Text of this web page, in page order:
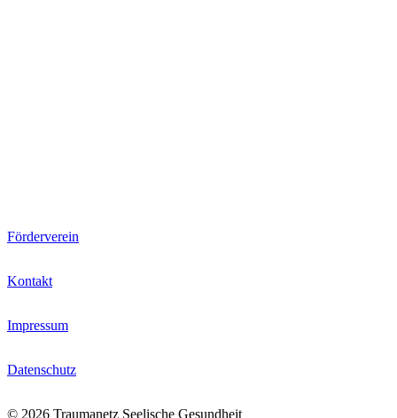
Förderverein
Kontakt
Impressum
Datenschutz
© 2026 Traumanetz Seelische Gesundheit